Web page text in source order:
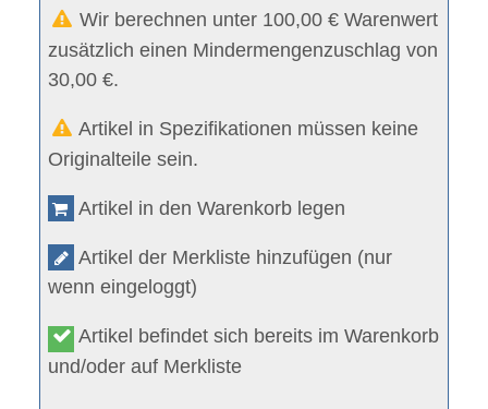
Wir berechnen unter 100,00 € Warenwert
zusätzlich einen Mindermengenzuschlag von
30,00 €.
Artikel in Spezifikationen müssen keine
Originalteile sein.
Artikel in den Warenkorb legen
Artikel der Merkliste hinzufügen (nur
wenn eingeloggt)
Artikel befindet sich bereits im Warenkorb
und/oder auf Merkliste